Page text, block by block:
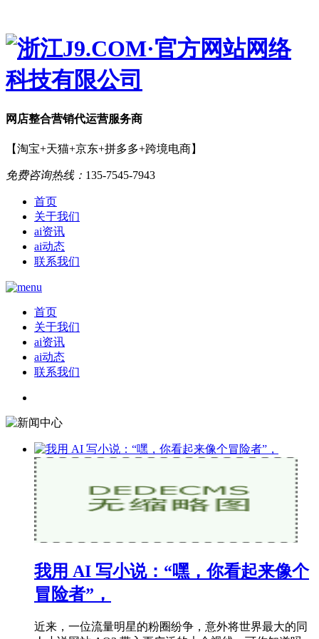
网店整合营销代运营服务商
【淘宝+天猫+京东+拼多多+跨境电商】
免费咨询热线： 135-7545-7943
首页
关于我们
ai资讯
ai动态
联系我们
首页
关于我们
ai资讯
ai动态
联系我们
我用 AI 写小说：“嘿，你看起来像个
冒险者”，
近来，一位流量明星的粉圈纷争，意外将世界最大的同